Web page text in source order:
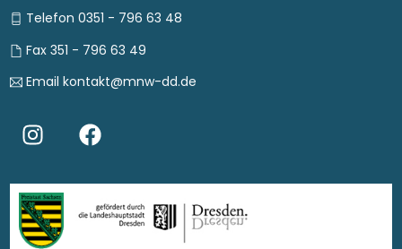
Telefon 0351 - 796 63 48
Fax 351 - 796 63 49
Email kontakt@mnw-dd.de